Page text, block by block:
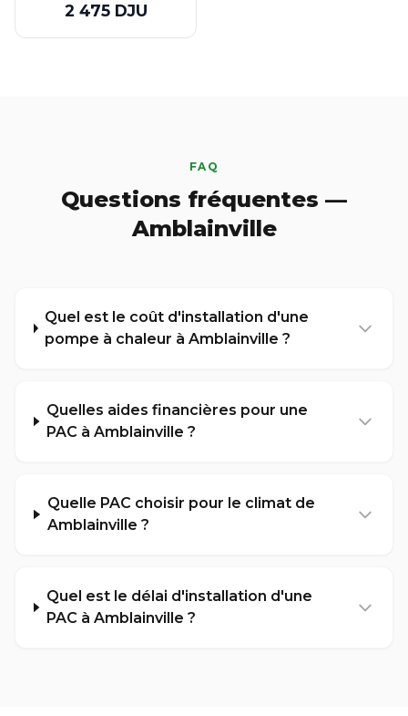
2 475 DJU
FAQ
Questions fréquentes —
Amblainville
Quel est le coût d'installation d'une
pompe à chaleur à Amblainville ?
Quelles aides financières pour une
PAC à Amblainville ?
Quelle PAC choisir pour le climat de
Amblainville ?
Quel est le délai d'installation d'une
PAC à Amblainville ?